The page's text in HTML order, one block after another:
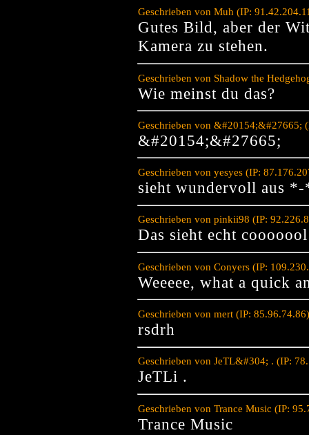
Geschrieben von Muh (IP:
Gutes Bild, aber der
Kamera zu stehen.
Geschrieben von Shadow the
Wie meinst du das?
Geschrieben von &#20154;&#27665;
&#20154;&#27665;
Geschrieben von yesyes (IP:
sieht wundervoll aus
Geschrieben von pinkii98 (IP:
Das sieht echt
Geschrieben von Conyers (IP:
Weeeee, what a quick
Geschrieben von mert (IP:
rsdrh
Geschrieben von JeTL&#304; . (IP:
JeTLi .
Geschrieben von Trance Music (IP:
Trance Music